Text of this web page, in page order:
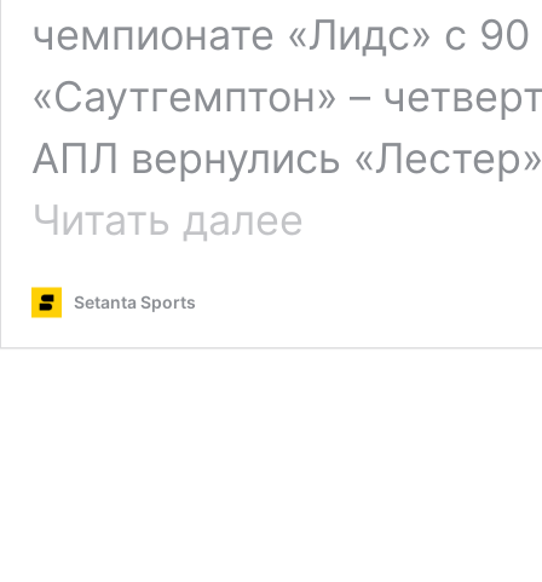
чемпионате «Лидс» с
«Саутгемптон» –
АПЛ вернулись
Читать далее
Setanta Sports